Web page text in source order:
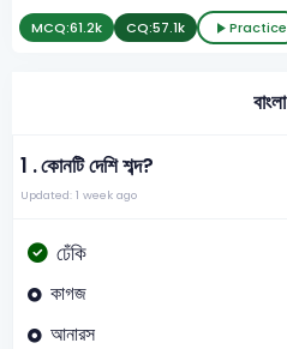
MCQ:61.2k CQ:57.1k Practice
বাংলা
1 .কোনটি দেশি শব্দ?
Updated: 1 week ago
ঢেঁকি
কাগজ
আনারস